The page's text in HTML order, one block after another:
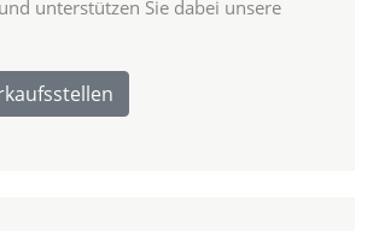
unterstützen Sie dabei unsere